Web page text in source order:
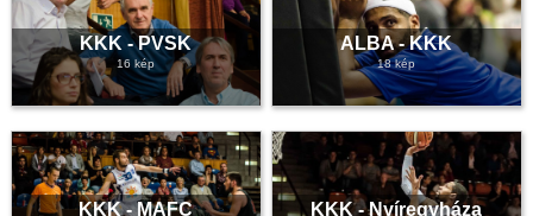
KKK - PVSK
16 kép
ALBA - KKK
18 kép
KKK - MAFC KKK - Nyíregyháza